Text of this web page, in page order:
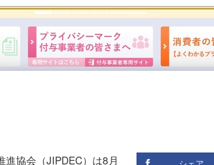
協会（JIPDEC）は8月